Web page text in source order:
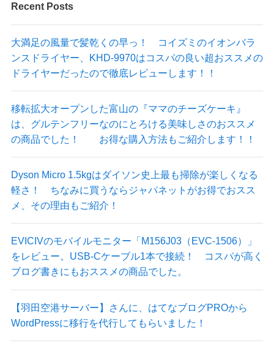
Recent Posts
大満足の風量で髪乾くの早っ！ コイズミのイオンバラ
ンスドライヤー、KHD-9970はコスパの良い超おススメの
ドライヤーだったので徹底レビューします！！
移転拡大オープンした富山の『ママのチーズケーキ』
は、グルテンフリーなのにとろける美味しさのおススメ
の商品でした！ お得な購入方法もご紹介します！！
Dyson Micro 1.5kgはダイソン史上最も掃除が楽しくなる
軽さ！ ちなみに買うならジャパネットがお得でおスス
メ、その理由もご紹介！
EVICIVのモバイルモニター「M156J03（EVC-1506）」
をレビュー。USB-Cケーブル1本で接続！ コスパが高く
ブログ書きにもおススメの商品でした。
【羽田空港サーバー】さんに、はてなブログPROから
WordPressに移行を代行してもらいました！